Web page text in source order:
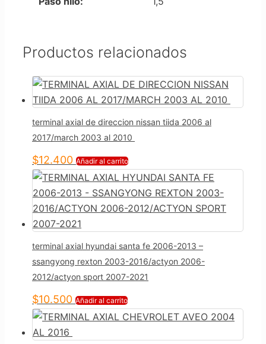
Productos relacionados
terminal axial de direccion nissan tiida 2006 al
2017/march 2003 al 2010
$12.400 Añadir al carrito
terminal axial hyundai santa fe 2006-2013 –
ssangyong rexton 2003-2016/actyon 2006-
2012/actyon sport 2007-2021
$10.500 Añadir al carrito